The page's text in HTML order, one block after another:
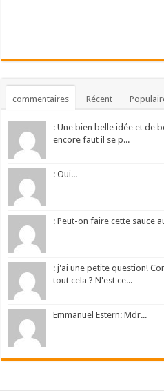
commentaires Récent
: Une bien belle idée et de
encore faut il se p...
: Oui...
: Peut-on faire cette sauce
: j'ai une petite question!
tout cela ? N'est ce...
Emmanuel Estern: Mdr...